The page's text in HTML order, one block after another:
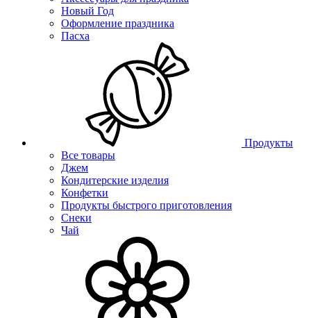
Новый Год
Оформление праздника
Пасха
Продукты
Все товары
Джем
Кондитерские изделия
Конфетки
Продукты быстрого приготовления
Снеки
Чай